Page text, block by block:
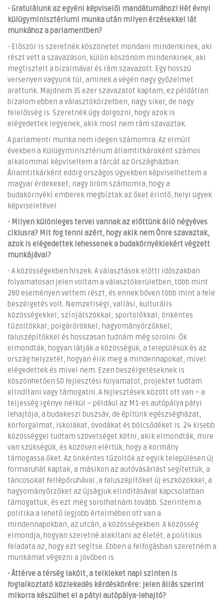
- Gratulálunk az egyéni képviselői mandátumához! Hét évnyi
külügyminisztériumi munka után milyen érzésekkel lát
munkához a parlamentben?
- Először is szeretnék köszönetet mondani mindenkinek, aki
részt vett a szavazáson, külön köszönöm mindenkinek, aki
megtisztelt a bizalmával és rám szavazott. Egy hosszú
versenyen vagyunk túl, aminek a végén nagy győzelmet
arattunk. Majdnem 35 ezer szavazatot kaptam, ez példátlan
bizalom ebben a választókörzetben, nagy siker, de nagy
felelősség is. Szeretnék úgy dolgozni, hogy azok is
elégedettek legyenek, akik most nem rám szavaztak.
A parlamenti munka nem idegen számomra. Az elmúlt
években a Külügyminisztérium államtitkáraként számos
alkalommal képviseltem a tárcát az Országházban.
Államtitkárként eddig országos ügyekben képviselhettem a
magyar érdekeket, nagy öröm számomra, hogy a
budakörnyéki emberek megbíztak az őket érintő, helyi ügyek
képviseletével.
- Milyen különleges tervei vannak az előttünk álló négyéves
ciklusra? Mit fog tenni azért, hogy akik nem Önre szavaztak,
azok is elégedettek lehessenek a budakörnyékiekért végzett
munkájával?
- A közösségekben hiszek. A választások előtti időszakban
folyamatosan jelen voltam a választókerületben, több mint
280 eseményen vettem részt, és ennek bőven több mint a fele
beszélgetés volt. Nemzetiségi, vallási, kulturális
közösségekkel; színjátszókkal; sportolókkal; önkéntes
tűzoltókkal; polgárőrökkel; hagyományőrzőkkel;
faluszépítőkkel és hosszasan tudnám még sorolni. Ők
elmondták, hogyan látják a közösségük, a településük és az
ország helyzetét, hogyan élik meg a mindennapokat, mivel
elégedettek és mivel nem. Ezen beszélgetéseknek is
köszönhetően 50 fejlesztési folyamatot, projektet tudtam
elindítani vagy támogatni. A fejlesztések között ott van – a
teljesség igénye nélkül – például az M1-es autópálya pátyi
lehajtója, a budakeszi buszsáv, de építünk egészségházat,
körforgalmat, iskolákat, óvodákat és bölcsődéket is. 24 kisebb
közösséggel tudtam szövetséget kötni, akik elmondták, mire
van szükségük, és közösen elértük, hogy a kormány
támogassa őket. Az önkéntes tűzoltók az egyik településen új
formaruhát kaptak, a másikon az autóvásárlást segítettük, a
táncosokat fellépőruhával, a faluszépítőket új eszközökkel, a
hagyományőrzőket az újságjuk elindításával kapcsolatban
támogattuk, és ezt még sorolhatnám tovább. Szerintem a
politika a lehető legjobb értelmében ott van a
mindennapokban, az utcán, a közösségekben. A közösség
elmondja, hogyan szeretné alakítani az életét, a politikus
feladata az, hogy ezt segítse. Ebben a felfogásban szeretném a
munkámat végezni a jövőben is.
- Áttérve a térség lakóit, a telkieket napi szinten is
foglalkoztató közlekedés kérdéskörére: jelen állás szerint
mikorra készülhet el a pátyi autópálya-lehajtó?